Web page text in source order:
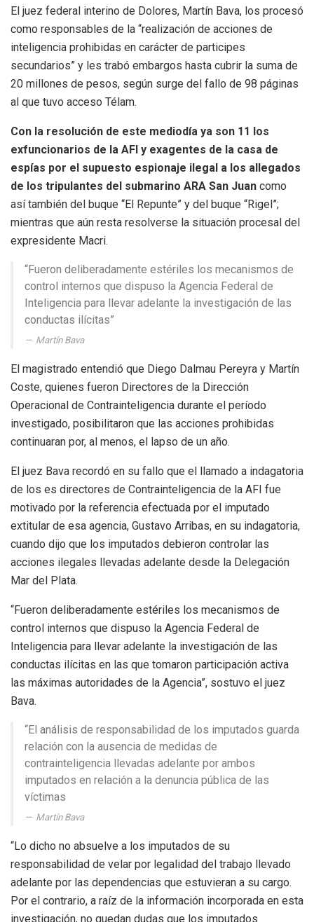
El juez federal interino de Dolores, Martín Bava, los procesó
como responsables de la “realización de acciones de
inteligencia prohibidas en carácter de participes
secundarios” y les trabó embargos hasta cubrir la suma de
20 millones de pesos, según surge del fallo de 98 páginas
al que tuvo acceso Télam.
Con la resolución de este mediodía ya son 11 los
exfuncionarios de la AFI y exagentes de la casa de
espías por el supuesto espionaje ilegal a los allegados
de los tripulantes del submarino ARA San Juan como
así también del buque “El Repunte” y del buque “Rigel”;
mientras que aún resta resolverse la situación procesal del
expresidente Macri.
“Fueron deliberadamente estériles los mecanismos de
control internos que dispuso la Agencia Federal de
Inteligencia para llevar adelante la investigación de las
conductas ilícitas”
Martín Bava
El magistrado entendió que Diego Dalmau Pereyra y Martín
Coste, quienes fueron Directores de la Dirección
Operacional de Contrainteligencia durante el período
investigado, posibilitaron que las acciones prohibidas
continuaran por, al menos, el lapso de un año.
El juez Bava recordó en su fallo que el llamado a indagatoria
de los es directores de Contrainteligencia de la AFI fue
motivado por la referencia efectuada por el imputado
extitular de esa agencia, Gustavo Arribas, en su indagatoria,
cuando dijo que los imputados debieron controlar las
acciones ilegales llevadas adelante desde la Delegación
Mar del Plata.
“Fueron deliberadamente estériles los mecanismos de
control internos que dispuso la Agencia Federal de
Inteligencia para llevar adelante la investigación de las
conductas ilícitas en las que tomaron participación activa
las máximas autoridades de la Agencia”, sostuvo el juez
Bava.
“El análisis de responsabilidad de los imputados guarda
relación con la ausencia de medidas de
contrainteligencia llevadas adelante por ambos
imputados en relación a la denuncia pública de las
víctimas
Martín Bava
“Lo dicho no absuelve a los imputados de su
responsabilidad de velar por legalidad del trabajo llevado
adelante por las dependencias que estuvieran a su cargo.
Por el contrario, a raíz de la información incorporada en esta
investigación, no quedan dudas que los imputados